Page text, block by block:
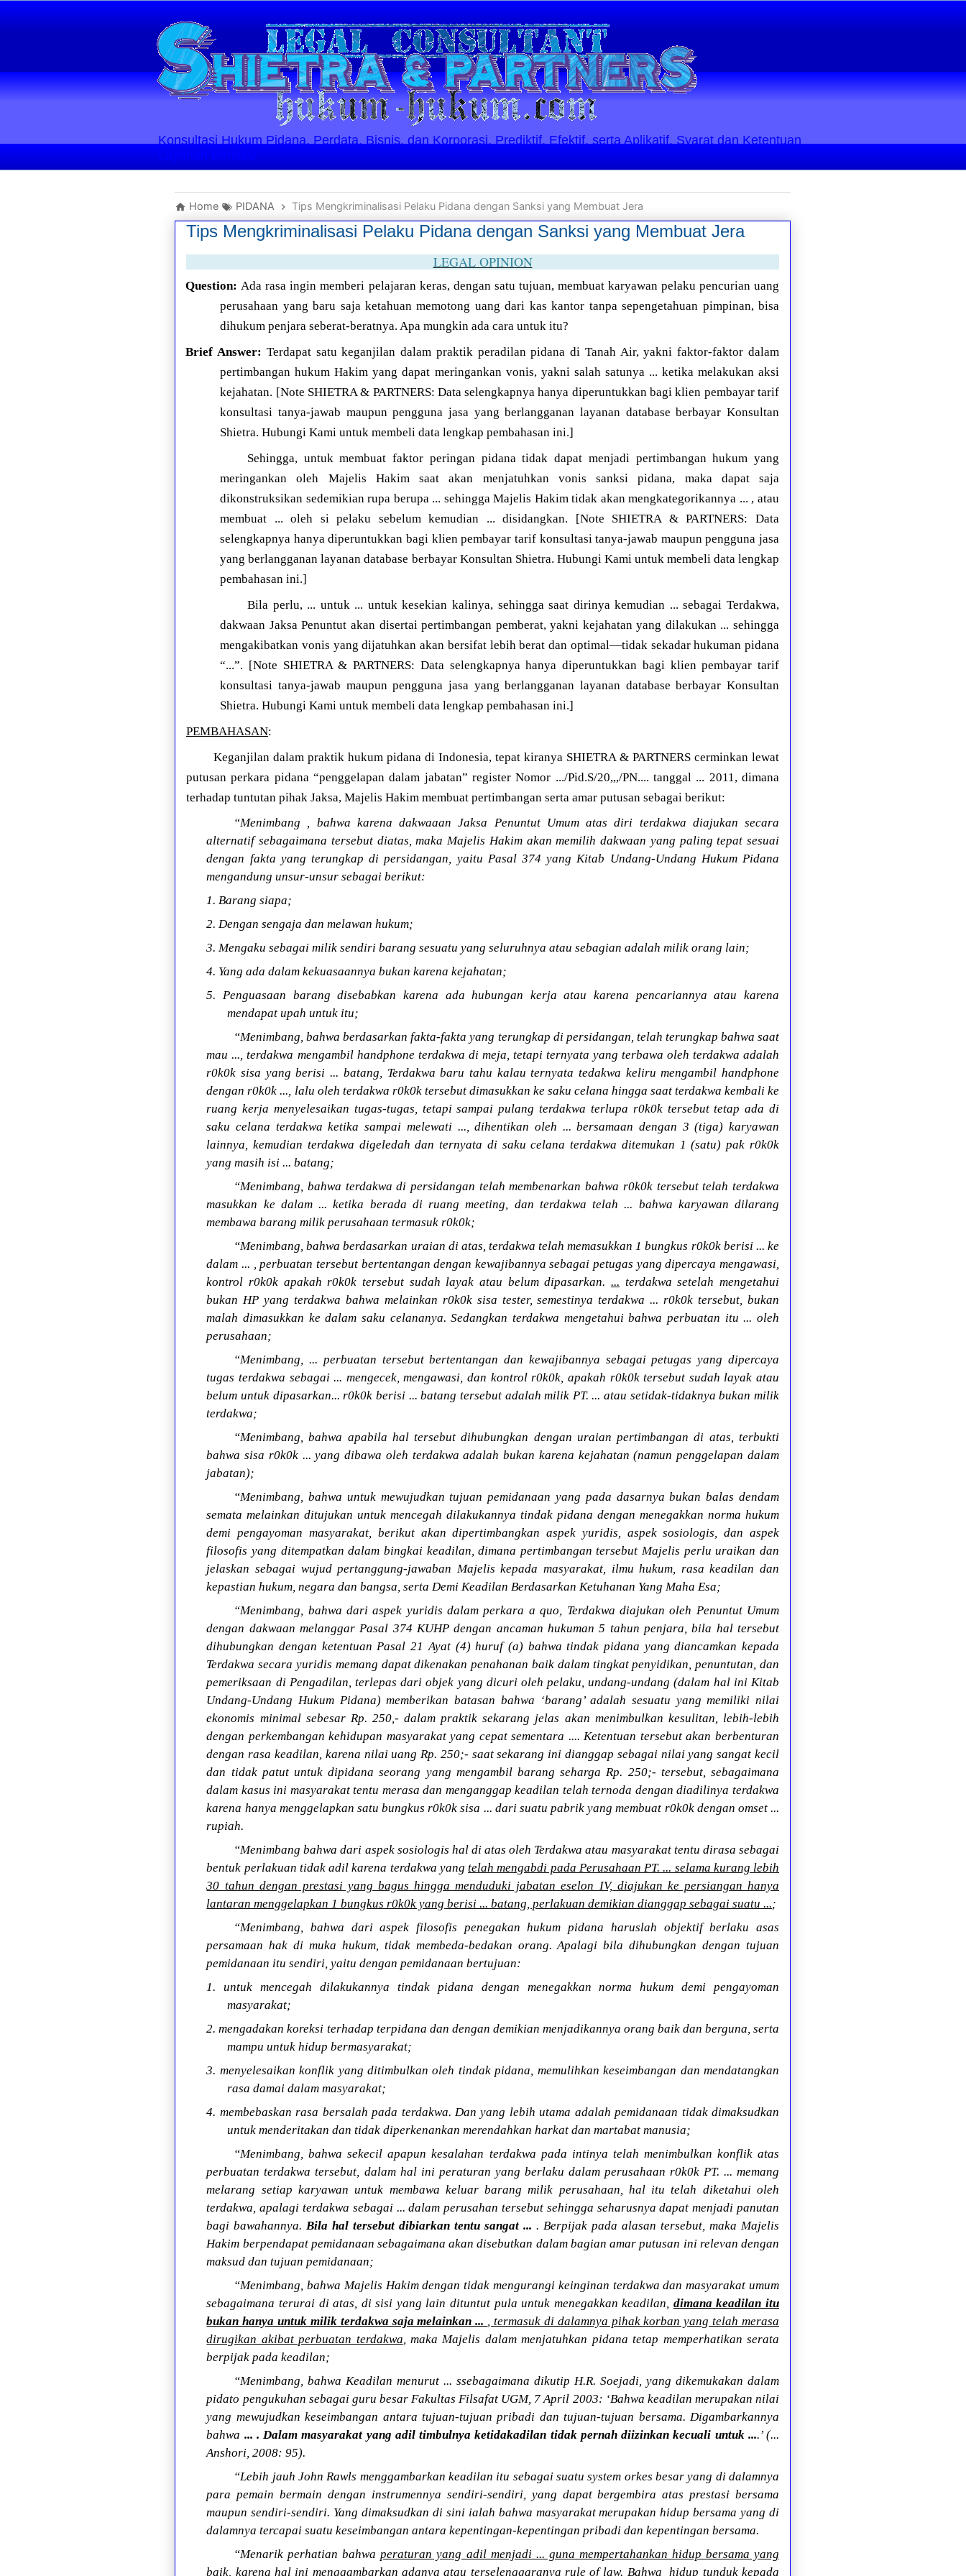
Konsultasi Hukum Pidana, Perdata, Bisnis, dan Korporasi. Prediktif, Efektif, serta Aplikatif. Syarat dan Ketentuan
Layanan Berlaku
Home PIDANA Tips Mengkriminalisasi Pelaku Pidana dengan Sanksi yang Membuat Jera
Tips Mengkriminalisasi Pelaku Pidana dengan Sanksi yang Membuat Jera
LEGAL OPINION
Question: Ada rasa ingin memberi pelajaran keras, dengan satu tujuan, membuat karyawan pelaku pencurian uang
perusahaan yang baru saja ketahuan memotong uang dari kas kantor tanpa sepengetahuan pimpinan, bisa
dihukum penjara seberat-beratnya. Apa mungkin ada cara untuk itu?
Brief Answer: Terdapat satu keganjilan dalam praktik peradilan pidana di Tanah Air, yakni faktor-faktor dalam
pertimbangan hukum Hakim yang dapat meringankan vonis, yakni salah satunya ... ketika melakukan aksi
kejahatan. [Note SHIETRA & PARTNERS: Data selengkapnya hanya diperuntukkan bagi klien pembayar tarif
konsultasi tanya-jawab maupun pengguna jasa yang berlangganan layanan database berbayar Konsultan
Shietra. Hubungi Kami untuk membeli data lengkap pembahasan ini.]
Sehingga, untuk membuat faktor peringan pidana tidak dapat menjadi pertimbangan hukum yang
meringankan oleh Majelis Hakim saat akan menjatuhkan vonis sanksi pidana, maka dapat saja
dikonstruksikan sedemikian rupa berupa ... sehingga Majelis Hakim tidak akan mengkategorikannya ... , atau
membuat ... oleh si pelaku sebelum kemudian ... disidangkan. [Note SHIETRA & PARTNERS: Data
selengkapnya hanya diperuntukkan bagi klien pembayar tarif konsultasi tanya-jawab maupun pengguna jasa
yang berlangganan layanan database berbayar Konsultan Shietra. Hubungi Kami untuk membeli data lengkap
pembahasan ini.]
Bila perlu, ... untuk ... untuk kesekian kalinya, sehingga saat dirinya kemudian ... sebagai Terdakwa,
dakwaan Jaksa Penuntut akan disertai pertimbangan pemberat, yakni kejahatan yang dilakukan ... sehingga
mengakibatkan vonis yang dijatuhkan akan bersifat lebih berat dan optimal—tidak sekadar hukuman pidana
“...”. [Note SHIETRA & PARTNERS: Data selengkapnya hanya diperuntukkan bagi klien pembayar tarif
konsultasi tanya-jawab maupun pengguna jasa yang berlangganan layanan database berbayar Konsultan
Shietra. Hubungi Kami untuk membeli data lengkap pembahasan ini.]
PEMBAHASAN:
Keganjilan dalam praktik hukum pidana di Indonesia, tepat kiranya SHIETRA & PARTNERS cerminkan lewat
putusan perkara pidana “penggelapan dalam jabatan” register Nomor .../Pid.S/20,,,/PN.... tanggal ... 2011, dimana
terhadap tuntutan pihak Jaksa, Majelis Hakim membuat pertimbangan serta amar putusan sebagai berikut:
“Menimbang , bahwa karena dakwaaan Jaksa Penuntut Umum atas diri terdakwa diajukan secara
alternatif sebagaimana tersebut diatas, maka Majelis Hakim akan memilih dakwaan yang paling tepat sesuai
dengan fakta yang terungkap di persidangan, yaitu Pasal 374 yang Kitab Undang-Undang Hukum Pidana
mengandung unsur-unsur sebagai berikut:
1. Barang siapa;
2. Dengan sengaja dan melawan hukum;
3. Mengaku sebagai milik sendiri barang sesuatu yang seluruhnya atau sebagian adalah milik orang lain;
4. Yang ada dalam kekuasaannya bukan karena kejahatan;
5. Penguasaan barang disebabkan karena ada hubungan kerja atau karena pencariannya atau karena
mendapat upah untuk itu;
“Menimbang, bahwa berdasarkan fakta-fakta yang terungkap di persidangan, telah terungkap bahwa saat
mau ..., terdakwa mengambil handphone terdakwa di meja, tetapi ternyata yang terbawa oleh terdakwa adalah
r0k0k sisa yang berisi ... batang, Terdakwa baru tahu kalau ternyata tedakwa keliru mengambil handphone
dengan r0k0k ..., lalu oleh terdakwa r0k0k tersebut dimasukkan ke saku celana hingga saat terdakwa kembali ke
ruang kerja menyelesaikan tugas-tugas, tetapi sampai pulang terdakwa terlupa r0k0k tersebut tetap ada di
saku celana terdakwa ketika sampai melewati ..., dihentikan oleh ... bersamaan dengan 3 (tiga) karyawan
lainnya, kemudian terdakwa digeledah dan ternyata di saku celana terdakwa ditemukan 1 (satu) pak r0k0k
yang masih isi ... batang;
“Menimbang, bahwa terdakwa di persidangan telah membenarkan bahwa r0k0k tersebut telah terdakwa
masukkan ke dalam ... ketika berada di ruang meeting, dan terdakwa telah ... bahwa karyawan dilarang
membawa barang milik perusahaan termasuk r0k0k;
“Menimbang, bahwa berdasarkan uraian di atas, terdakwa telah memasukkan 1 bungkus r0k0k berisi ... ke
dalam ... , perbuatan tersebut bertentangan dengan kewajibannya sebagai petugas yang dipercaya mengawasi,
kontrol r0k0k apakah r0k0k tersebut sudah layak atau belum dipasarkan.... terdakwa setelah mengetahui
bukan HP yang terdakwa bahwa melainkan r0k0k sisa tester, semestinya terdakwa ... r0k0k tersebut, bukan
malah dimasukkan ke dalam saku celananya. Sedangkan terdakwa mengetahui bahwa perbuatan itu ... oleh
perusahaan;
“Menimbang, ... perbuatan tersebut bertentangan dan kewajibannya sebagai petugas yang dipercaya
tugas terdakwa sebagai ... mengecek, mengawasi, dan kontrol r0k0k, apakah r0k0k tersebut sudah layak atau
belum untuk dipasarkan... r0k0k berisi ... batang tersebut adalah milik PT. ... atau setidak-tidaknya bukan milik
terdakwa;
“Menimbang, bahwa apabila hal tersebut dihubungkan dengan uraian pertimbangan di atas, terbukti
bahwa sisa r0k0k ... yang dibawa oleh terdakwa adalah bukan karena kejahatan (namun penggelapan dalam
jabatan);
“Menimbang, bahwa untuk mewujudkan tujuan pemidanaan yang pada dasarnya bukan balas dendam
semata melainkan ditujukan untuk mencegah dilakukannya tindak pidana dengan menegakkan norma hukum
demi pengayoman masyarakat, berikut akan dipertimbangkan aspek yuridis, aspek sosiologis, dan aspek
filosofis yang ditempatkan dalam bingkai keadilan, dimana pertimbangan tersebut Majelis perlu uraikan dan
jelaskan sebagai wujud pertanggung-jawaban Majelis kepada masyarakat, ilmu hukum, rasa keadilan dan
kepastian hukum, negara dan bangsa, serta Demi Keadilan Berdasarkan Ketuhanan Yang Maha Esa;
“Menimbang, bahwa dari aspek yuridis dalam perkara a quo, Terdakwa diajukan oleh Penuntut Umum
dengan dakwaan melanggar Pasal 374 KUHP dengan ancaman hukuman 5 tahun penjara, bila hal tersebut
dihubungkan dengan ketentuan Pasal 21 Ayat (4) huruf (a) bahwa tindak pidana yang diancamkan kepada
Terdakwa secara yuridis memang dapat dikenakan penahanan baik dalam tingkat penyidikan, penuntutan, dan
pemeriksaan di Pengadilan, terlepas dari objek yang dicuri oleh pelaku, undang-undang (dalam hal ini Kitab
Undang-Undang Hukum Pidana) memberikan batasan bahwa ‘barang’ adalah sesuatu yang memiliki nilai
ekonomis minimal sebesar Rp. 250,- dalam praktik sekarang jelas akan menimbulkan kesulitan, lebih-lebih
dengan perkembangan kehidupan masyarakat yang cepat sementara .... Ketentuan tersebut akan berbenturan
dengan rasa keadilan, karena nilai uang Rp. 250;- saat sekarang ini dianggap sebagai nilai yang sangat kecil
dan tidak patut untuk dipidana seorang yang mengambil barang seharga Rp. 250;- tersebut, sebagaimana
dalam kasus ini masyarakat tentu merasa dan menganggap keadilan telah ternoda dengan diadilinya terdakwa
karena hanya menggelapkan satu bungkus r0k0k sisa ... dari suatu pabrik yang membuat r0k0k dengan omset ...
rupiah.
“Menimbang bahwa dari aspek sosiologis hal di atas oleh Terdakwa atau masyarakat tentu dirasa sebagai
bentuk perlakuan tidak adil karena terdakwa yangtelah mengabdi pada Perusahaan PT. ... selama kurang lebih
30 tahun dengan prestasi yang bagus hingga menduduki jabatan eselon IV, diajukan ke persiangan hanya
lantaran menggelapkan 1 bungkus r0k0k yang berisi ... batang, perlakuan demikian dianggap sebagai suatu ...;
“Menimbang, bahwa dari aspek filosofis penegakan hukum pidana haruslah objektif berlaku asas
persamaan hak di muka hukum, tidak membeda-bedakan orang. Apalagi bila dihubungkan dengan tujuan
pemidanaan itu sendiri, yaitu dengan pemidanaan bertujuan:
1. untuk mencegah dilakukannya tindak pidana dengan menegakkan norma hukum demi pengayoman
masyarakat;
2. mengadakan koreksi terhadap terpidana dan dengan demikian menjadikannya orang baik dan berguna, serta
mampu untuk hidup bermasyarakat;
3. menyelesaikan konflik yang ditimbulkan oleh tindak pidana, memulihkan keseimbangan dan mendatangkan
rasa damai dalam masyarakat;
4. membebaskan rasa bersalah pada terdakwa. Dan yang lebih utama adalah pemidanaan tidak dimaksudkan
untuk menderitakan dan tidak diperkenankan merendahkan harkat dan martabat manusia;
“Menimbang, bahwa sekecil apapun kesalahan terdakwa pada intinya telah menimbulkan konflik atas
perbuatan terdakwa tersebut, dalam hal ini peraturan yang berlaku dalam perusahaan r0k0k PT. ... memang
melarang setiap karyawan untuk membawa keluar barang milik perusahaan, hal itu telah diketahui oleh
terdakwa, apalagi terdakwa sebagai ... dalam perusahan tersebut sehingga seharusnya dapat menjadi panutan
bagi bawahannya.Bila hal tersebut dibiarkan tentu sangat .... Berpijak pada alasan tersebut, maka Majelis
Hakim berpendapat pemidanaan sebagaimana akan disebutkan dalam bagian amar putusan ini relevan dengan
maksud dan tujuan pemidanaan;
“Menimbang, bahwa Majelis Hakim dengan tidak mengurangi keinginan terdakwa dan masyarakat umum
sebagaimana terurai di atas, di sisi yang lain dituntut pula untuk menegakkan keadilan, dimana keadilan itu
bukan hanya untuk milik terdakwa saja melainkan ... , termasuk di dalamnya pihak korban yang telah merasa
dirugikan akibat perbuatan terdakwa, maka Majelis dalam menjatuhkan pidana tetap memperhatikan serata
berpijak pada keadilan;
“Menimbang, bahwa Keadilan menurut ... ssebagaimana dikutip H.R. Soejadi, yang dikemukakan dalam
pidato pengukuhan sebagai guru besar Fakultas Filsafat UGM, 7 April 2003: ‘Bahwa keadilan merupakan nilai
yang mewujudkan keseimbangan antara tujuan-tujuan pribadi dan tujuan-tujuan bersama. Digambarkannya
bahwa ... . Dalam masyarakat yang adil timbulnya ketidakadilan tidak pernah diizinkan kecuali untuk ....’ (...
Anshori, 2008: 95).
“Lebih jauh John Rawls menggambarkan keadilan itu sebagai suatu system orkes besar yang di dalamnya
para pemain bermain dengan instrumennya sendiri-sendiri, yang dapat bergembira atas prestasi bersama
maupun sendiri-sendiri. Yang dimaksudkan di sini ialah bahwa masyarakat merupakan hidup bersama yang di
dalamnya tercapai suatu keseimbangan antara kepentingan-kepentingan pribadi dan kepentingan bersama.
“Menarik perhatian bahwaperaturan yang adil menjadi ... guna mempertahankan hidup bersama yang
baik, karena hal ini menggambarkan adanya atau terselenggaranya rule of law. Bahwa hidup tunduk kepada